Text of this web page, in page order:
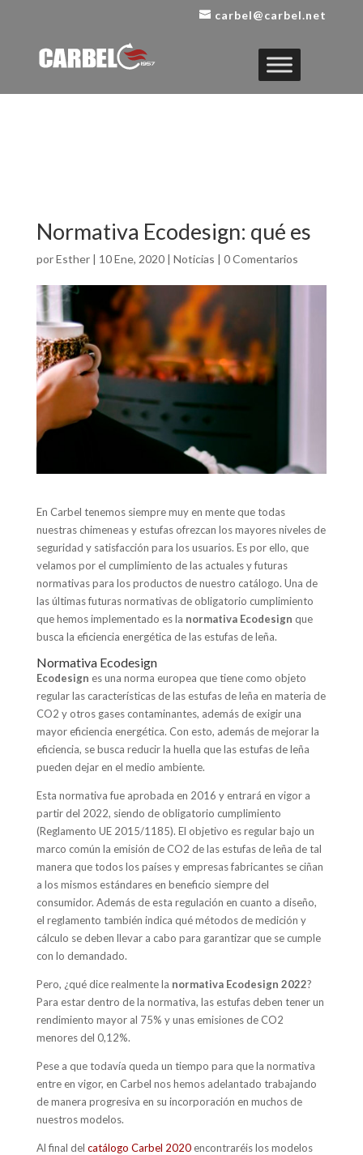
carbel@carbel.net
Normativa Ecodesign: qué es
porEsther| 10 Ene, 2020| Noticias | 0 Comentarios
En Carbel tenemos siempre muy en mente que todas
nuestras chimeneas y estufas ofrezcan los mayores niveles de
seguridad y satisfacción para los usuarios. Es por ello, que
velamos por el cumplimiento de las actuales y futuras
normativas para los productos de nuestro catálogo. Una de
las últimas futuras normativas de obligatorio cumplimiento
que hemos implementado es la normativa Ecodesign que
busca la eficiencia energética de las estufas de leña.
Normativa Ecodesign
Ecodesign es una norma europea que tiene como objeto
regular las características de las estufas de leña en materia de
CO2 y otros gases contaminantes, además de exigir una
mayor eficiencia energética. Con esto, además de mejorar la
eficiencia, se busca reducir la huella que las estufas de leña
pueden dejar en el medio ambiente.
Esta normativa fue aprobada en 2016 y entrará en vigor a
partir del 2022, siendo de obligatorio cumplimiento
(Reglamento UE 2015/1185). El objetivo es regular bajo un
marco común la emisión de CO2 de las estufas de leña de tal
manera que todos los países y empresas fabricantes se ciñan
a los mismos estándares en beneficio siempre del
consumidor. Además de esta regulación en cuanto a diseño,
el reglamento también indica qué métodos de medición y
cálculo se deben llevar a cabo para garantizar que se cumple
con lo demandado.
Pero, ¿qué dice realmente la normativa Ecodesign 2022?
Para estar dentro de la normativa, las estufas deben tener un
rendimiento mayor al 75% y unas emisiones de CO2
menores del 0,12%.
Pese a que todavía queda un tiempo para que la normativa
entre en vigor, en Carbel nos hemos adelantado trabajando
de manera progresiva en su incorporación en muchos de
nuestros modelos.
Al final del catálogo Carbel 2020encontraréis los modelos